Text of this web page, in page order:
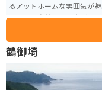
るアットホームな雰囲気が魅力です。 バイクでのアクセス
は美しい自然環境が広がっ
辺には、竹瓦温泉の景観を
店も点在しています。 また、竹瓦温泉の近くには別府市があり、他の温泉や
観光スポットへのアクセス
鶴御埼